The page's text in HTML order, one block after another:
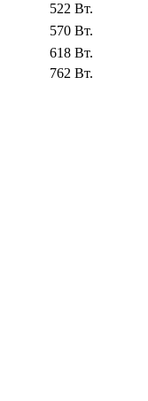
522 Вт.
570 Вт.
618 Вт.
762 Вт.